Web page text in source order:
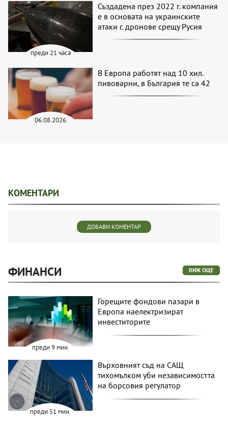
преди 21 часа
Създадена през 2022 г. компания
е в основата на украинските
атаки с дронове срещу Русия
06.08.2026
В Европа работят над 10 хил.
пивоварни, в България те са 42
КОМЕНТАРИ
ДОБАВИ КОМЕНТАР
ФИНАНСИ ВИЖ ОЩЕ
преди 9 мин.
Горещите фондови пазари в
Европа наелектризират
инвеститорите
преди 51 мин.
Върховният съд на САЩ
тихомълком уби независимостта
на борсовия регулатор